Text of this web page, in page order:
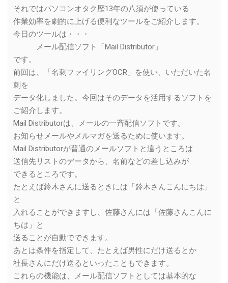
それではパソコンオタク歴13年の八須が使っている
作業効率を劇的に上げる便利なツールをご紹介します。
今日のツールは・・・
メール配信ソフト「Mail Distributor」
です。
前回は、「名刺ファイリングOCR」を使い、いただいた名
刺を
データ化しました。今回はそのデータを活用するソフトを
ご紹介します。
Mail Distributorは、メールの一斉配信ソフトです。
お知らせメールやメルマガを送るために使います。
Mail Distributorが普通のメールソフトと違うところは
送信先リストのデータから、名前などの差し込みが
できるところです。
たとえば鈴木さんに送るときには「鈴木さんこんにちは」
と
入れることができますし、佐藤さんには「佐藤さんこんに
ちは」と
送ることが自動でできます。
あとは条件を指定して、たとえば男性にだけ送るとか
社長さんにだけ送るといったこともできます。
これらの機能は、メール配信ソフトとしては基本的な